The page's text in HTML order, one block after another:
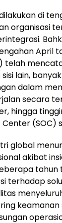
di
organisasi
April
telah
sisi lain,
dalam
secara
hingga
(SOC)
global
akibat
tahun
terhadap